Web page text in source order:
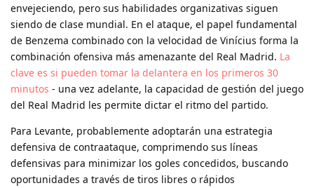
envejeciendo, pero sus habilidades organizativas siguen
siendo de clase mundial. En el ataque, el papel fundamental
de Benzema combinado con la velocidad de Vinícius forma la
combinación ofensiva más amenazante del Real Madrid. La
clave es si pueden tomar la delantera en los primeros 30
minutos - una vez adelante, la capacidad de gestión del juego
del Real Madrid les permite dictar el ritmo del partido.
Para Levante, probablemente adoptarán una estrategia
defensiva de contraataque, comprimendo sus líneas
defensivas para minimizar los goles concedidos, buscando
oportunidades a través de tiros libres o rápidos